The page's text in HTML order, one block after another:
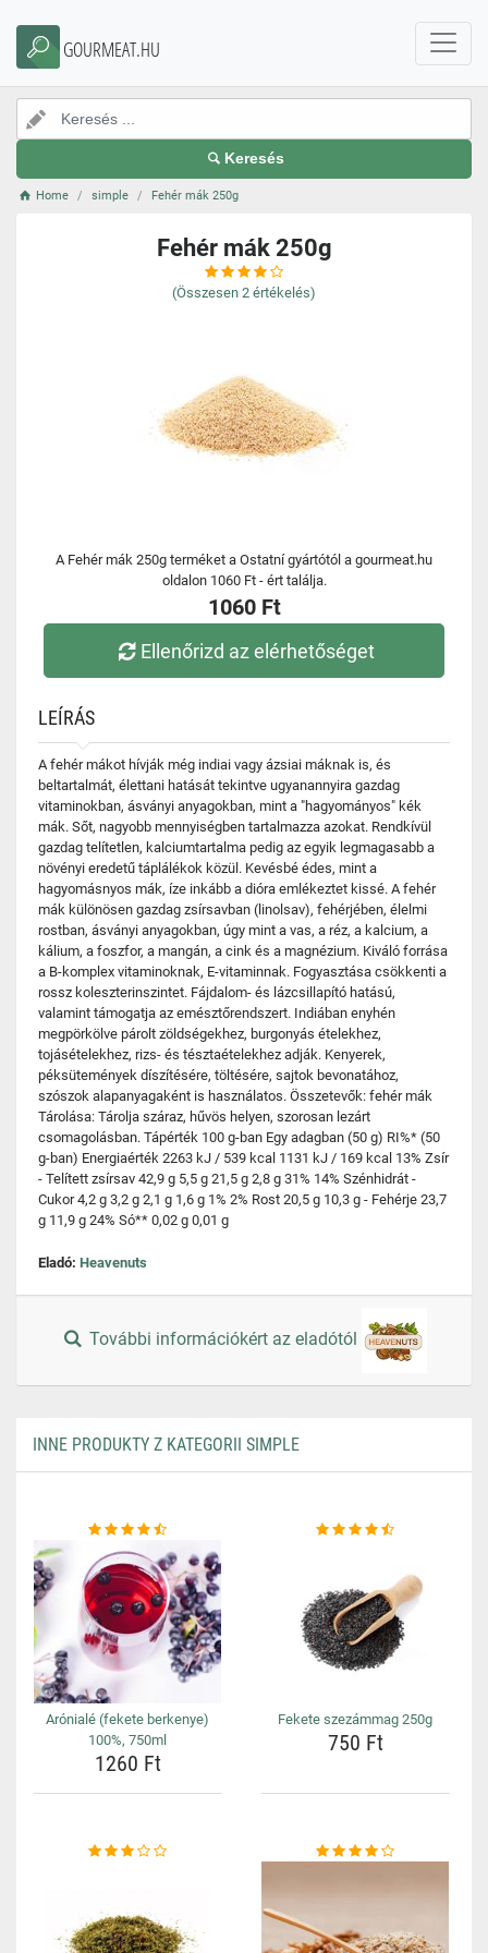
GOURMEAT.HU
Keresés
Home simple Fehér mák 250g
Fehér mák 250g
(Összesen 2 értékelés)
A Fehér mák 250g terméket a Ostatní gyártótól a gourmeat.hu
oldalon 1060 Ft - ért találja.
1060 Ft
Ellenőrizd az elérhetőséget
LEÍRÁS
A fehér mákot hívják még indiai vagy ázsiai máknak is, és
beltartalmát, élettani hatását tekintve ugyanannyira gazdag
vitaminokban, ásványi anyagokban, mint a "hagyományos" kék
mák. Sőt, nagyobb mennyiségben tartalmazza azokat. Rendkívül
gazdag telítetlen, kalciumtartalma pedig az egyik legmagasabb a
növényi eredetű táplálékok közül. Kevésbé édes, mint a
hagyomásnyos mák, íze inkább a dióra emlékeztet kissé. A fehér
mák különösen gazdag zsírsavban (linolsav), fehérjében, élelmi
rostban, ásványi anyagokban, úgy mint a vas, a réz, a kalcium, a
kálium, a foszfor, a mangán, a cink és a magnézium. Kiváló forrása
a B-komplex vitaminoknak, E-vitaminnak. Fogyasztása csökkenti a
rossz koleszterinszintet. Fájdalom- és lázcsillapító hatású,
valamint támogatja az emésztőrendszert. Indiában enyhén
megpörkölve párolt zöldségekhez, burgonyás ételekhez,
tojásételekhez, rizs- és tésztaételekhez adják. Kenyerek,
péksütemények díszítésére, töltésére, sajtok bevonatához,
szószok alapanyagaként is használatos. Összetevők: fehér mák
Tárolása: Tárolja száraz, hűvös helyen, szorosan lezárt
csomagolásban. Tápérték 100 g-ban Egy adagban (50 g) RI%* (50
g-ban) Energiaérték 2263 kJ / 539 kcal 1131 kJ / 169 kcal 13% Zsír
- Telített zsírsav 42,9 g 5,5 g 21,5 g 2,8 g 31% 14% Szénhidrát -
Cukor 4,2 g 3,2 g 2,1 g 1,6 g 1% 2% Rost 20,5 g 10,3 g - Fehérje 23,7
g 11,9 g 24% Só** 0,02 g 0,01 g
Eladó: Heavenuts
További információkért az eladótól
INNE PRODUKTY Z KATEGORII SIMPLE
Arónialé (fekete berkenye)
100%, 750ml
1260 Ft
Fekete szezámmag 250g
750 Ft